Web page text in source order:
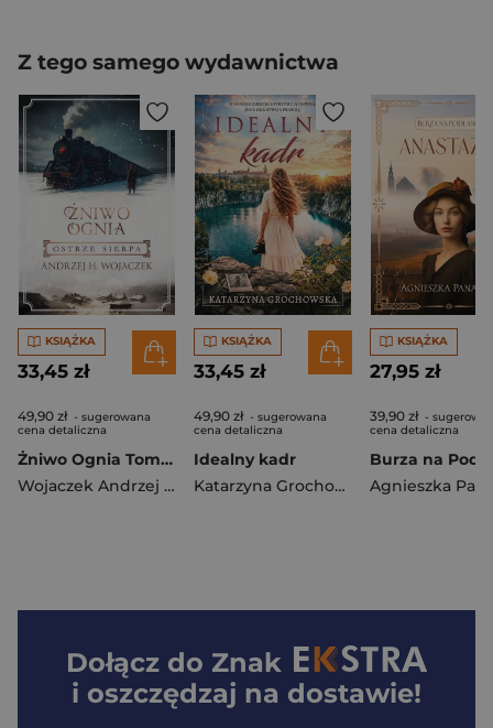
Z tego samego wydawnictwa
KSIĄŻKA
33,45 zł
49,90 zł - sugerowana
cena detaliczna
Żniwo Ognia Tom 2 Ostrze sierpa
Wojaczek Andrzej H.
KSIĄŻKA
33,45 zł
49,90 zł - sugerowana
cena detaliczna
Idealny kadr
Katarzyna Grochowska
KSIĄŻKA
27,95 zł
39,90 zł -
cena detaliczna
Agnieszka
Dołącz do Znak
i oszczędzaj na dostawie!